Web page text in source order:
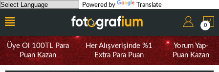
Powered by Translate
0
Üye Ol 100TL Para
Puan Kazan
Her Alışverişinde %1
Extra Para Puan
Yorum Yap-
Puan Kazan